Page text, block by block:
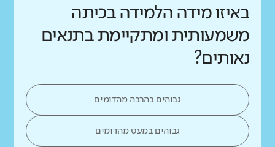
באיזו מידה הלמידה בכיתה
משמעותית ומתקיימת בתנאים
נאותים?
גבוהים בהרבה מהדומים
גבוהים במעט מהדומים